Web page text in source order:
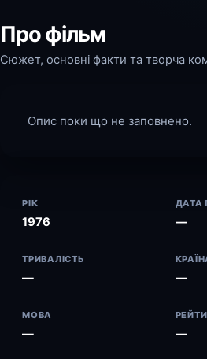
Про фільм
Сюжет, основні факти та творча
Опис поки що не заповнено.
РІК
1976
ДАТА
—
ТРИВАЛІСТЬ
— —
МОВА
— —